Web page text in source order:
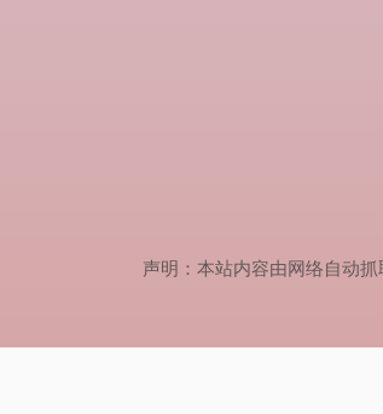
声明：本站内容由网络自动